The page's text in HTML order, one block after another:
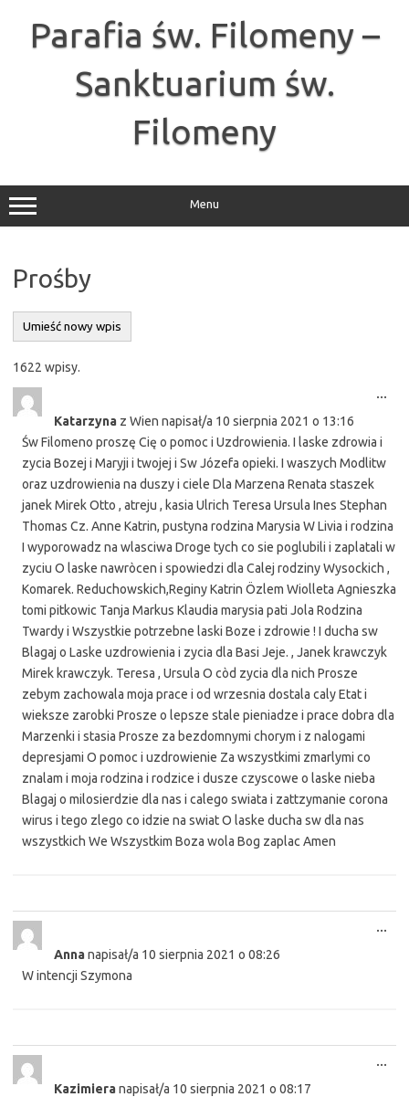
Parafia św. Filomeny –
Sanktuarium św.
Filomeny
Menu
Prośby
1622 wpisy.
Katarzyna z Wien napisał/a 10 sierpnia 2021 o 13:16
Św Filomeno proszę Cię o pomoc i Uzdrowienia. I laske zdrowia i
zycia Bozej i Maryji i twojej i Sw Józefa opieki. I waszych Modlitw
oraz uzdrowienia na duszy i ciele Dla Marzena Renata staszek
janek Mirek Otto , atreju , kasia Ulrich Teresa Ursula Ines Stephan
Thomas Cz. Anne Katrin, pustyna rodzina Marysia W Livia i rodzina
I wyporowadz na wlasciwa Droge tych co sie poglubili i zaplatali w
zyciu O laske nawròcen i spowiedzi dla Calej rodziny Wysockich ,
Komarek. Reduchowskich,Reginy Katrin Özlem Wiolleta Agnieszka
tomi pitkowic Tanja Markus Klaudia marysia pati Jola Rodzina
Twardy i Wszystkie potrzebne laski Boze i zdrowie ! I ducha sw
Blagaj o Laske uzdrowienia i zycia dla Basi Jeje. , Janek krawczyk
Mirek krawczyk. Teresa , Ursula O còd zycia dla nich Prosze
zebym zachowala moja prace i od wrzesnia dostala caly Etat i
wieksze zarobki Prosze o lepsze stale pieniadze i prace dobra dla
Marzenki i stasia Prosze za bezdomnymi chorym i z nalogami
depresjami O pomoc i uzdrowienie Za wszystkimi zmarlymi co
znalam i moja rodzina i rodzice i dusze czyscowe o laske nieba
Blagaj o milosierdzie dla nas i calego swiata i zattzymanie corona
wirus i tego zlego co idzie na swiat O laske ducha sw dla nas
wszystkich We Wszystkim Boza wola Bog zaplac Amen
...
Annanapisał/a 10 sierpnia 2021 o 08:26
W intencji Szymona
...
Kazimieranapisał/a 10 sierpnia 2021 o 08:17
...